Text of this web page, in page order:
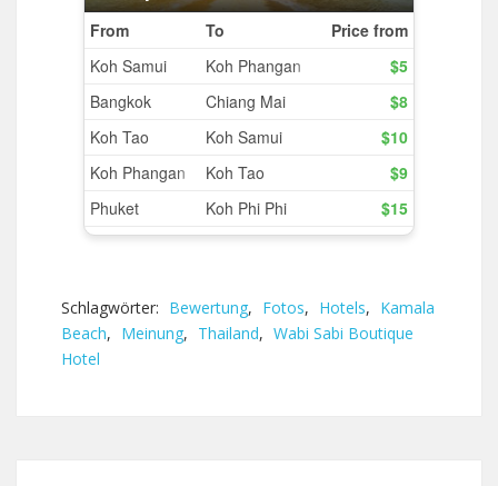
Schlagwörter: Bewertung, Fotos, Hotels, Kamala
Beach, Meinung, Thailand, Wabi Sabi Boutique
Hotel